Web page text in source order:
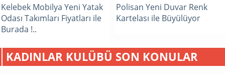
Kelebek Mobilya Yeni Yatak
Odası Takımları Fiyatları ile
Burada !..
Polisan Yeni Duvar Renk
Kartelası ile Büyülüyor
KADINLAR KULÜBÜ SON KONULAR